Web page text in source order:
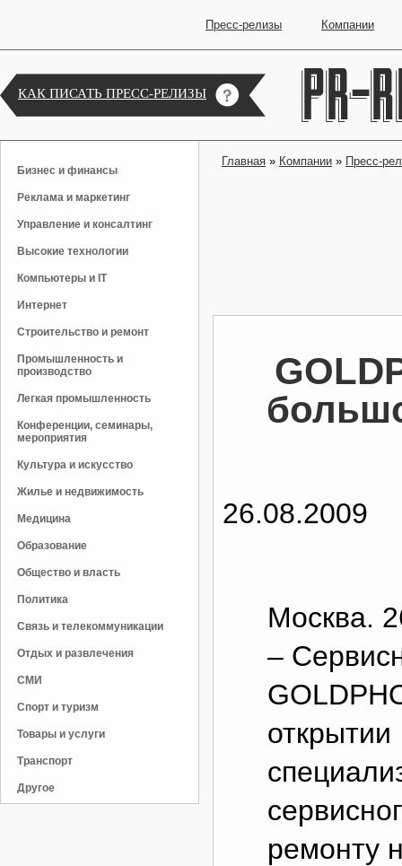
Пресс-релизы Компании
КАК ПИСАТЬ ПРЕСС-РЕЛИЗЫ
Бизнес и финансы
Реклама и маркетинг
Управление и консалтинг
Высокие технологии
Компьютеры и IT
Интернет
Строительство и ремонт
Промышленность и
производство
Легкая промышленность
Конференции, семинары,
мероприятия
Культура и искусство
Жилье и недвижимость
Медицина
Образование
Общество и власть
Политика
Связь и телекоммуникации
Отдых и развлечения
СМИ
Спорт и туризм
Товары и услуги
Транспорт
Другое
Главная » Компании » Пресс-
26.08.2009
Москва.
–
открытии
ремонту